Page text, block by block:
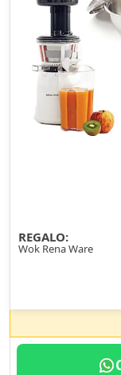
REGALO:
Wok Rena Ware